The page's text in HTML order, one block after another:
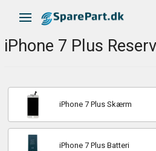
Skifte navigation
iPhone 7 Plus
iPhone 7 Plus Skærm
iPhone 7 Plus Batteri